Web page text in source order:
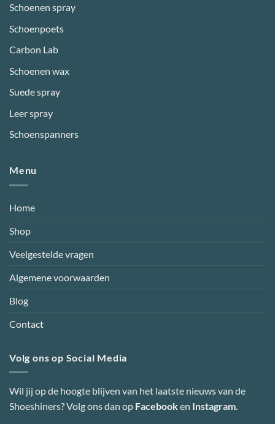
Schoenen spray
Schoenpoets
Carbon Lab
Schoenen wax
Suede spray
Leer spray
Schoenspanners
Menu
Home
Shop
Veelgestelde vragen
Algemene voorwaarden
Blog
Contact
Volg ons op Social Media
Wil jij op de hoogte blijven van het laatste nieuws van de
Shoeshiners? Volg ons dan op Facebooken Instagram.